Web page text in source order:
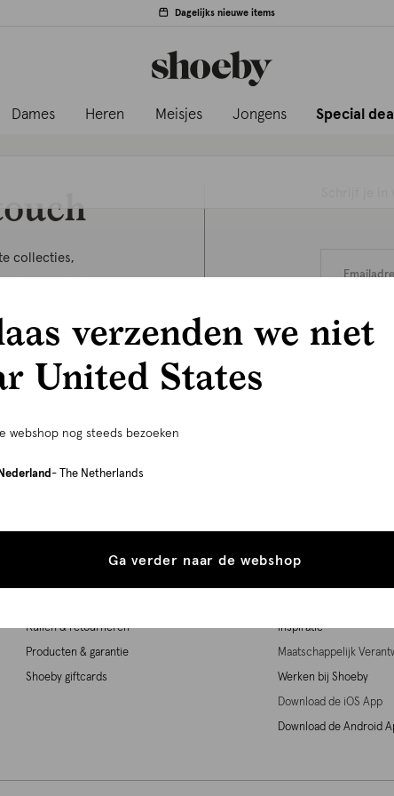
Dagelijks nieuwe items
Dames Heren Meisjes Jongens Special
collecties,
toegang tot
access.
Service
Check mijn orderstatus
Ruilen & retourneren
Producten & garantie
Shoeby giftcards
Inspiratie
Maatschappelijk
Werken bij Shoeby
Download de iOS App
Download de Android
verzenden we niet
United States
webshop nog steeds bezoeken
Nederland- The Netherlands
Ga verder naar de webshop